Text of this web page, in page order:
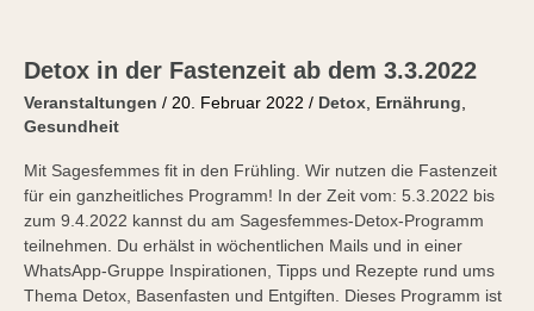
Detox in der Fastenzeit ab dem 3.3.2022
Veranstaltungen / 20. Februar 2022 / Detox, Ernährung,
Gesundheit
Mit Sagesfemmes fit in den Frühling. Wir nutzen die Fastenzeit
für ein ganzheitliches Programm! In der Zeit vom: 5.3.2022 bis
zum 9.4.2022 kannst du am Sagesfemmes-Detox-Programm
teilnehmen. Du erhälst in wöchentlichen Mails und in einer
WhatsApp-Gruppe Inspirationen, Tipps und Rezepte rund ums
Thema Detox, Basenfasten und Entgiften. Dieses Programm ist